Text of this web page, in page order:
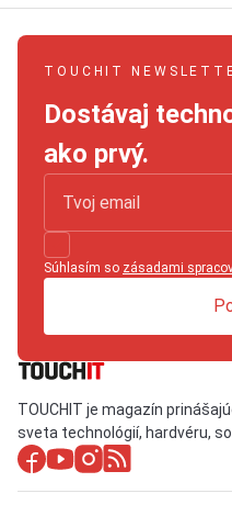
TOUCHIT
Dostávaj
ako prvý.
Súhlasím so zásadami
TOUCHIT je magazín
sveta technológií, hardvéru,